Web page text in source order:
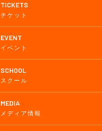
TICKETS
チケット
EVENT
イベント
SCHOOL
スクール
MEDIA
メディア情報